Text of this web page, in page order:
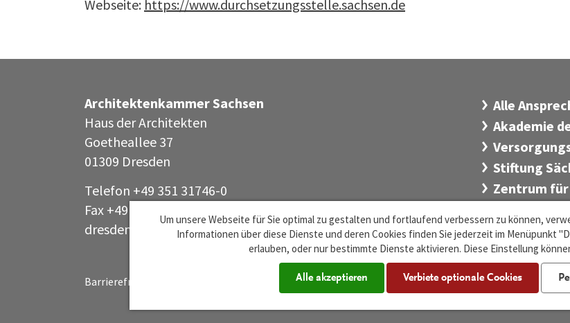
Webseite: https://www.durchsetzungsstelle.sachsen.de
Architektenkammer Sachsen
Haus der Architekten
Goetheallee 37
01309 Dresden
Telefon +49 351 31746-0
Fax +49 351 31746-44
dresden@aksachsen·org
Alle
Akademie
Stiftung
Zentrum
Barrierefreiheit Datenschutz Cookie-Einstellungen
Um unsere Webseite für Sie optimal zu gestalten und fortlaufend verbessern zu können,
Informationen über diese Dienste und deren Cookies finden Sie jederzeit im Menüpunkt
erlauben, oder nur bestimmte Dienste aktivieren. Diese Einstellung
Alle akzeptieren Verbiete optionale Cookies